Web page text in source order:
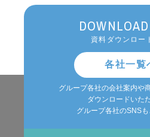
資料ダウンロー
各社一覧
グループ各社の会社案内や
ダウンロードいた
グループ各社のSNSも